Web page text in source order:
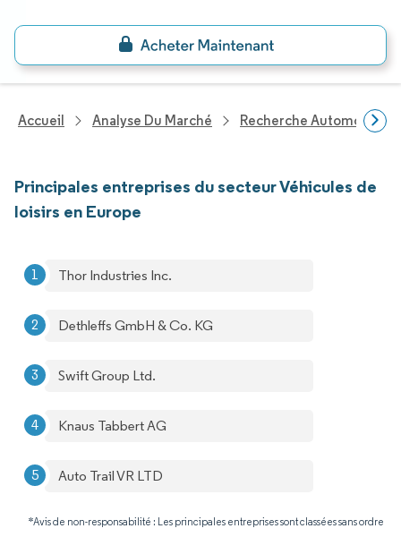
Accueil Analyse Du Marché Recherche Automobile
Principales entreprises du secteur Véhicules de
loisirs en Europe
Thor Industries Inc.
Dethleffs GmbH & Co. KG
Swift Group Ltd.
Knaus Tabbert AG
Auto Trail VR LTD
*Avis de non-responsabilité : Les principales entreprises sont classées sans ordre